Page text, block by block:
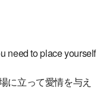
need to place yourself
に立って愛情を与え